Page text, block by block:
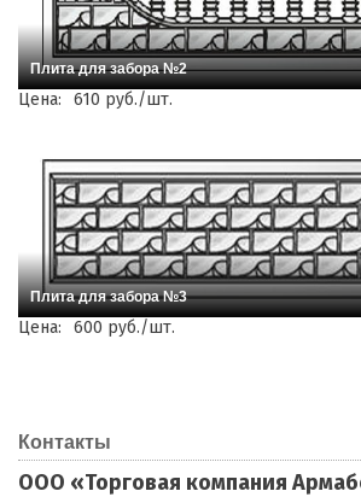
Плита для забора №2
Цена: 610 руб./шт.
Плита для забора №3
Цена: 600 руб./шт.
Контакты
ООО «Торговая компания